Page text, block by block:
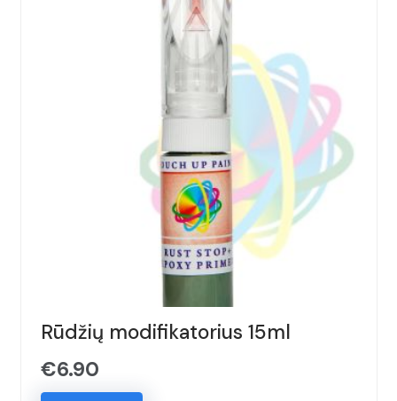
Rūdžių modifikatorius 15ml
€6.90